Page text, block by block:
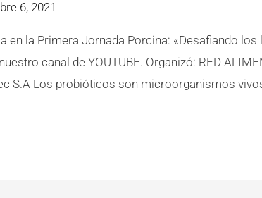
6, 2021
en la Primera Jornada Porcina: «Desafiando
canal de YOUTUBE. Organizó: RED
S.A Los probióticos son microorganismos